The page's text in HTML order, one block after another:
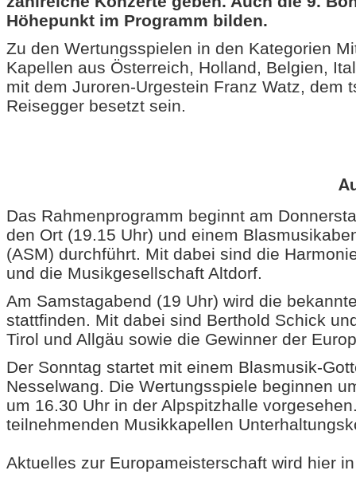
Höhepunkt im Programm bilden.
Zu den Wertungsspielen in den Kategorien
Kapellen aus Österreich, Holland, Belgien,
mit dem Juroren-Urgestein Franz Watz, dem
Reisegger besetzt sein.
Das Rahmenprogramm beginnt am
den Ort (19.15 Uhr) und einem
(ASM) durchführt. Mit dabei sind die
und die Musikgesellschaft Altdorf.
Am Samstagabend (19 Uhr) wird die
stattfinden. Mit dabei sind Berthold Schick
Tirol und Allgäu sowie die Gewinner der
Der Sonntag startet mit einem Blasmusik-
Nesselwang. Die Wertungsspiele beginnen
um 16.30 Uhr in der Alpspitzhalle
teilnehmenden Musikkapellen
Aktuelles zur Europameisterschaft wird hier